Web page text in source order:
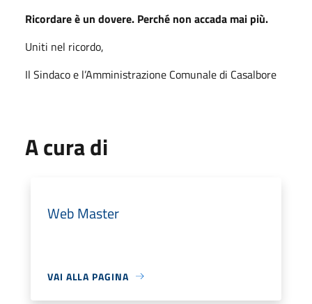
Ricordare è un dovere. Perché non accada mai più.
Uniti nel ricordo,
Il Sindaco e l’Amministrazione Comunale di Casalbore
A cura di
Web Master
VAI ALLA PAGINA